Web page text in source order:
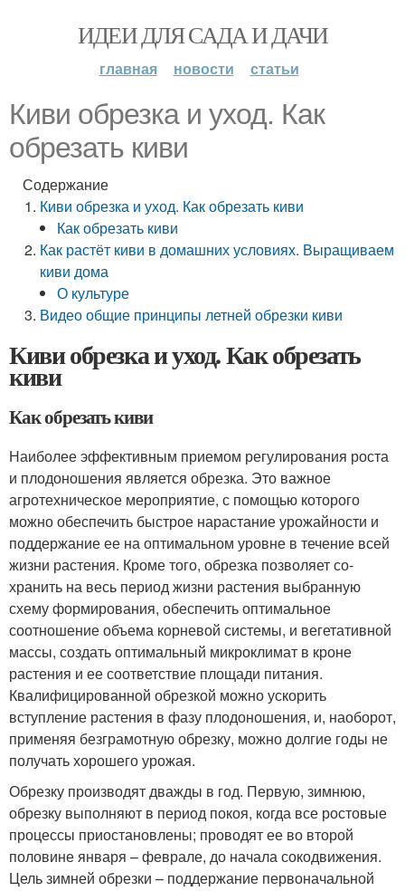
ИДЕИ ДЛЯ САДА И ДАЧИ
главная новости статьи
Киви обрезка и уход. Как
обрезать киви
Содержание
Киви обрезка и уход. Как обрезать киви
Как обрезать киви
Как растёт киви в домашних условиях. Выращиваем
киви дома
О культуре
Видео общие принципы летней обрезки киви
Киви обрезка и уход. Как обрезать
киви
Как обрезать киви
Наиболее эффективным приемом регулирования роста
и пло­доношения является обрезка. Это важное
агротехническое меро­приятие, с помощью которого
можно обеспечить быстрое нара­стание урожайности и
поддержание ее на оптимальном уровне в течение всей
жизни растения. Кроме того, обрезка позволяет со­
хранить на весь период жизни растения выбранную
схему фор­мирования, обеспечить оптимальное
соотношение объема корне­вой системы, и вегетативной
массы, создать оптимальный микро­климат в кроне
растения и ее соответствие площади питания.
Квалифицированной обрезкой можно ускорить
вступление растения в фазу плодоношения, и, наоборот,
применяя безграмотную обрезку, можно долгие годы не
получать хорошего урожая.
Обрезку производят дважды в год. Первую, зимнюю,
обрезку выполняют в период покоя, когда все ростовые
процессы приос­тановлены; проводят ее во второй
половине января – феврале, до начала сокодвижения.
Цель зимней обрезки – поддержание пер­воначальной